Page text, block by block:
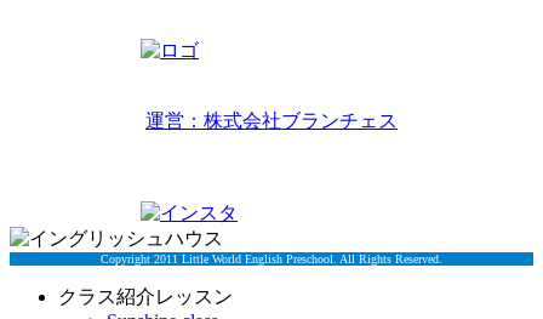
運営：株式会社ブランチェス
Copyright 2011 Little World English Preschool. All Rights Reserved.
クラス紹介レッスン